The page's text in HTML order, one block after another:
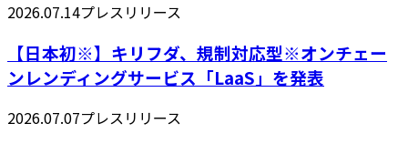
2026.07.14プレスリリース
【日本初※】キリフダ、規制対応型※オンチェー
ンレンディングサービス「LaaS」を発表
2026.07.07プレスリリース